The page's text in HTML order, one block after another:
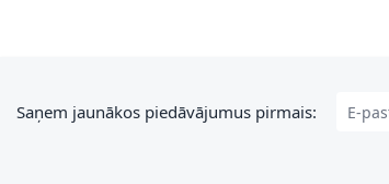
E-pasta adrese
Saņem jaunākos piedāvājumus pirmais: